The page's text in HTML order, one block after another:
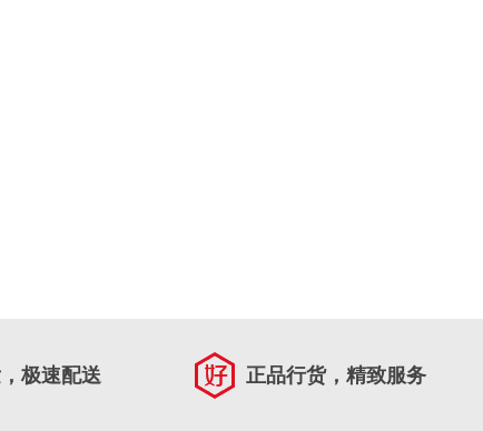
极速配送 正品行货，精致服务